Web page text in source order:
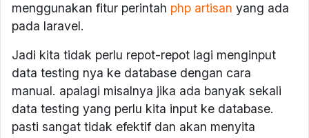
menggunakan fitur perintah php artisan yang ada
pada laravel.
Jadi kita tidak perlu repot-repot lagi menginput
data testing nya ke database dengan cara
manual. apalagi misalnya jika ada banyak sekali
data testing yang perlu kita input ke database.
pasti sangat tidak efektif dan akan menyita